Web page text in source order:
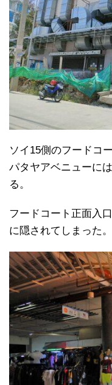
ソイ15側のフードコ
パタヤアベニューに
る。
フードコート正面入
に隠されてしまった。